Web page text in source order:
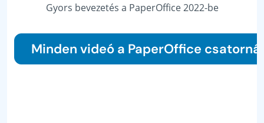
Gyors bevezetés a PaperOffice 2022-be
Minden videó a PaperOffice